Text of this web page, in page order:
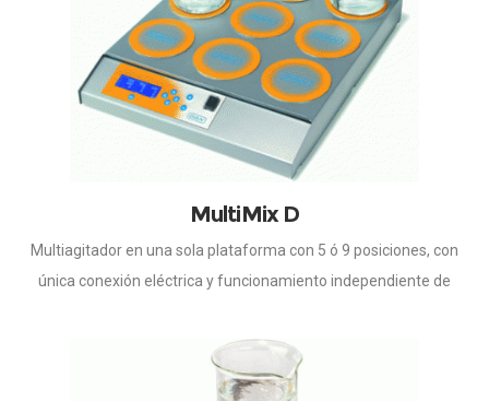
MultiMix D
Multiagitador en una sola plataforma con 5 ó 9 posiciones, con
única conexión eléctrica y funcionamiento independiente de
por microprocesador. Inicio suave y progresivo para mantener
el acoplamiento magnético, independientemente de la velocidad